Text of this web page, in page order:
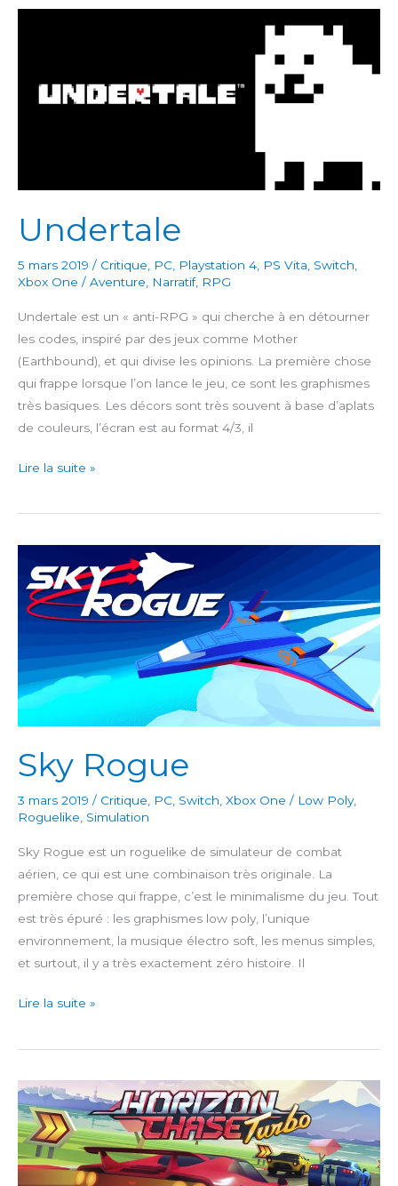
Undertale
5 mars 2019 / Critique, PC, Playstation 4, PS Vita, Switch,
Xbox One / Aventure, Narratif, RPG
Undertale est un « anti-RPG » qui cherche à en détourner
les codes, inspiré par des jeux comme Mother
(Earthbound), et qui divise les opinions. La première chose
qui frappe lorsque l’on lance le jeu, ce sont les graphismes
très basiques. Les décors sont très souvent à base d’aplats
de couleurs, l’écran est au format 4/3, il
Undertale
Lire la suite »
Sky Rogue
3 mars 2019 / Critique, PC, Switch, Xbox One / Low Poly,
Roguelike, Simulation
Sky Rogue est un roguelike de simulateur de combat
aérien, ce qui est une combinaison très originale. La
première chose qui frappe, c’est le minimalisme du jeu. Tout
est très épuré : les graphismes low poly, l’unique
environnement, la musique électro soft, les menus simples,
et surtout, il y a très exactement zéro histoire. Il
Sky
Lire la suite »